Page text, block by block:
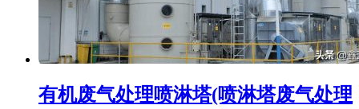
有机废气处理喷淋塔(喷淋塔废气处理